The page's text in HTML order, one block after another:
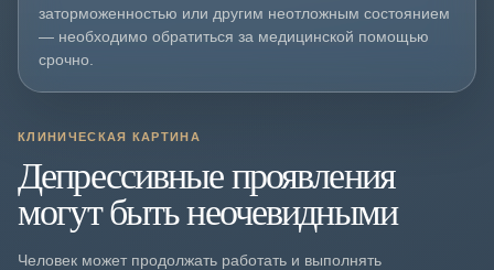
заторможенностью или другим неотложным состоянием
— необходимо обратиться за медицинской помощью
срочно.
КЛИНИЧЕСКАЯ КАРТИНА
Депрессивные проявления
могут быть неочевидными
Человек может продолжать работать и выполнять